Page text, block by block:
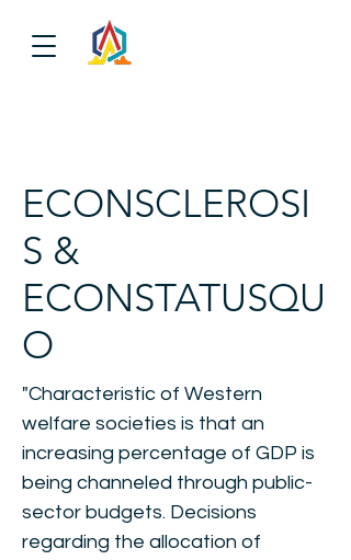
ECONSCLEROSI
S &
ECONSTATUSQU
O
"Characteristic of Western
welfare societies is that an
increasing percentage of GDP is
being channeled through public-
sector budgets. Decisions
regarding the allocation of